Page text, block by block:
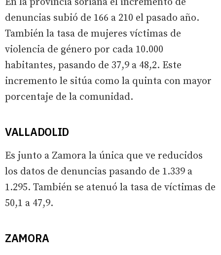
denuncias subió de 166 a 210 el pasado año.
También la tasa de mujeres víctimas de
violencia de género por cada 10.000
habitantes, pasando de 37,9 a 48,2. Este
incremento le sitúa como la quinta con mayor
porcentaje de la comunidad.
VALLADOLID
Es junto a Zamora la única que ve reducidos
los datos de denuncias pasando de 1.339 a
1.295. También se atenuó la tasa de víctimas de
50,1 a 47,9.
ZAMORA